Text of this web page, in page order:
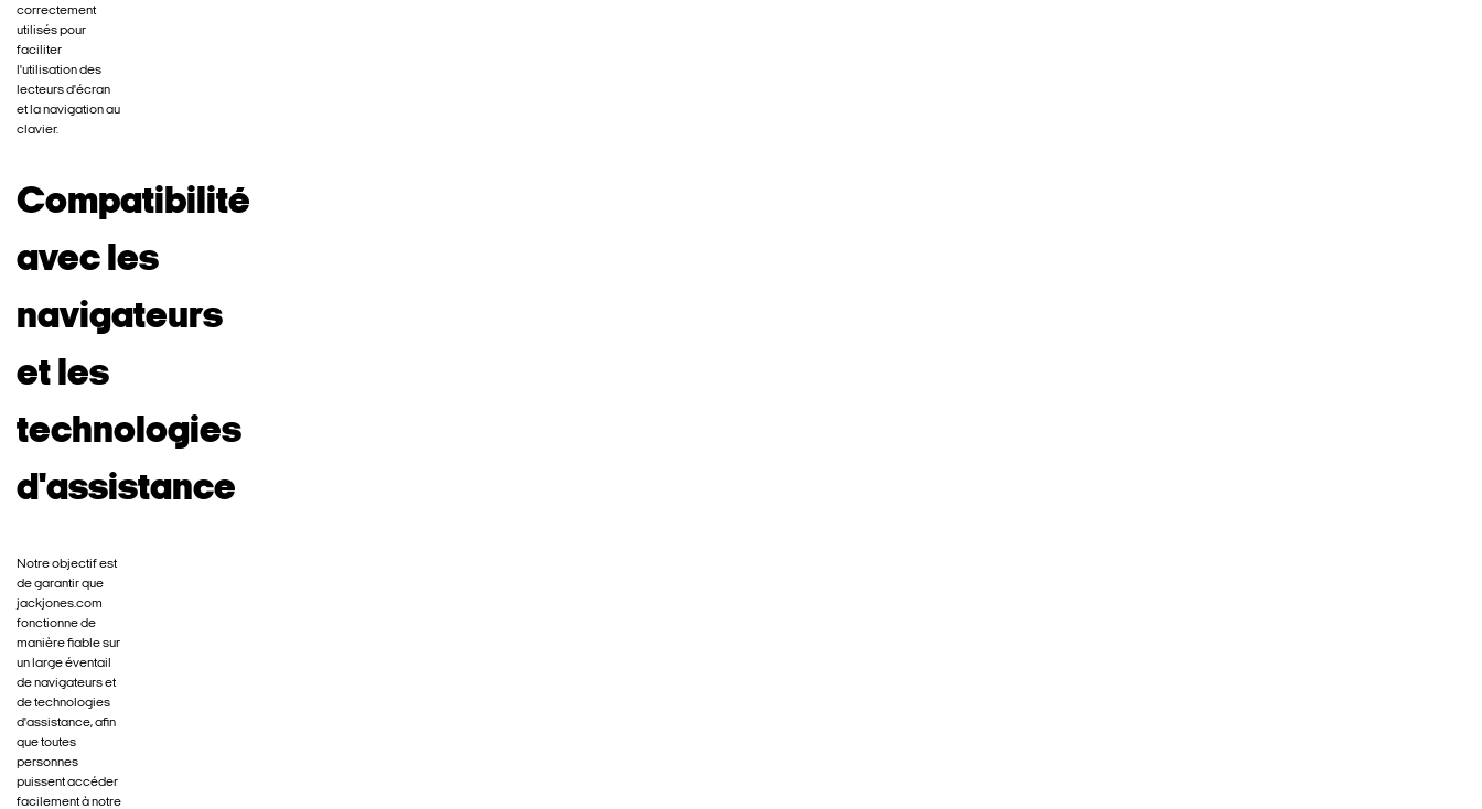
correctement
utilisés pour
faciliter
l'utilisation des
lecteurs d'écran
et la navigation au
clavier.
Compatibilité
avec les
navigateurs
et les
technologies
d'assistance
Notre objectif est
de garantir que
jackjones.com
fonctionne de
manière fiable sur
un large éventail
de navigateurs et
de technologies
d'assistance, afin
que toutes
personnes
puissent accéder
facilement à notre